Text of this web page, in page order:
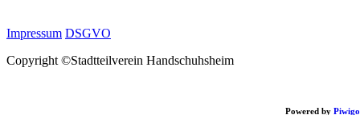
Powered by Piwigo
Impressum DSGVO
Copyright ©Stadtteilverein Handschuhsheim